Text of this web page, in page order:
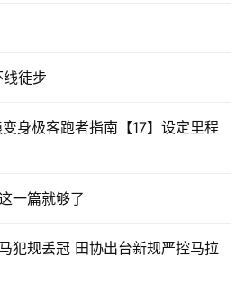
徒步
身极客跑者指南【17】设定里程
一篇就够了
犯规丢冠 田协出台新规严控马拉